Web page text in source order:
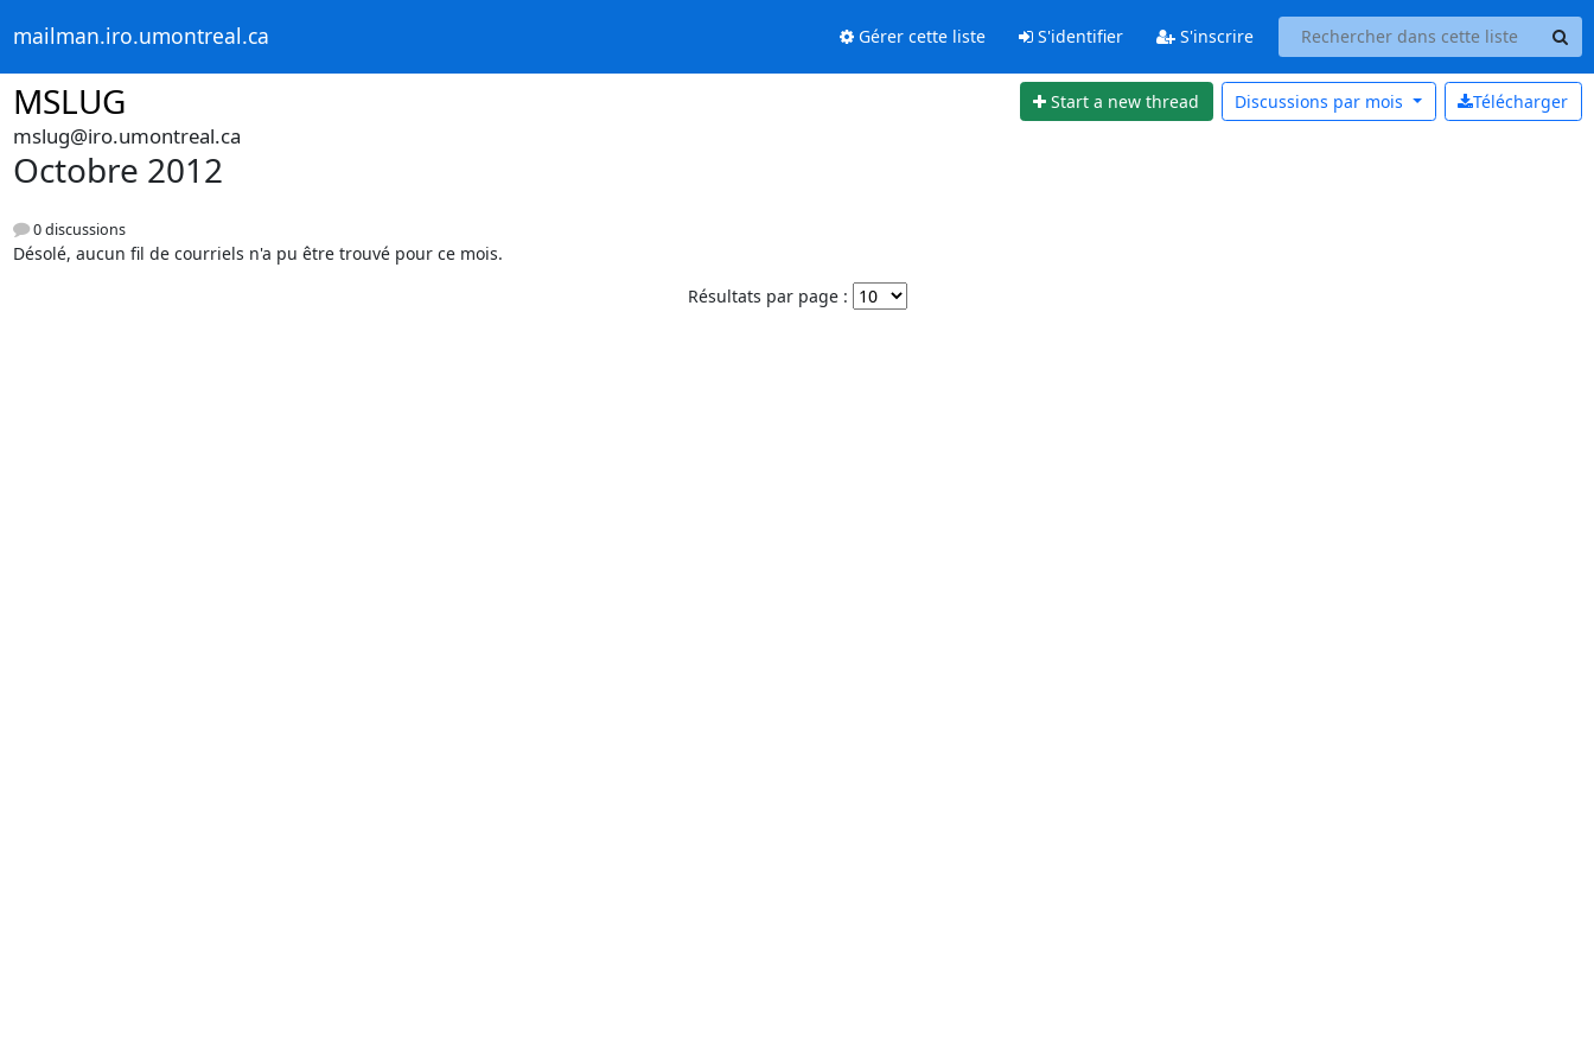
mailman.iro.umontreal.ca Gérer cette liste S'identifier S'inscrire
MSLUG Start a new thread Télécharger
Discussions par mois
mslug@iro.umontreal.ca
Octobre 2012
0 discussions
Désolé, aucun fil de courriels n'a pu être trouvé pour ce mois.
Résultats par page :